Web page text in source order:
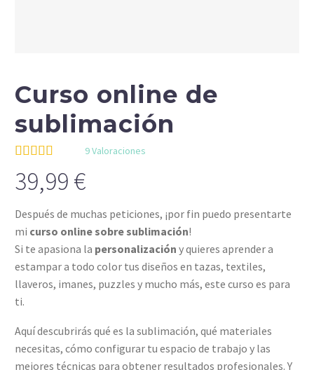
Curso online de
sublimación
4.67sobre
5 basado
en
puntuaciones
de clientes
9Valoraciones
39,99 €
Después de muchas peticiones, ¡por fin puedo presentarte
mi curso online sobre sublimación!
Si te apasiona la personalización y quieres aprender a
estampar a todo color tus diseños en tazas, textiles,
llaveros, imanes, puzzles y mucho más, este curso es para
ti.
Aquí descubrirás qué es la sublimación, qué materiales
necesitas, cómo configurar tu espacio de trabajo y las
mejores técnicas para obtener resultados profesionales. Y